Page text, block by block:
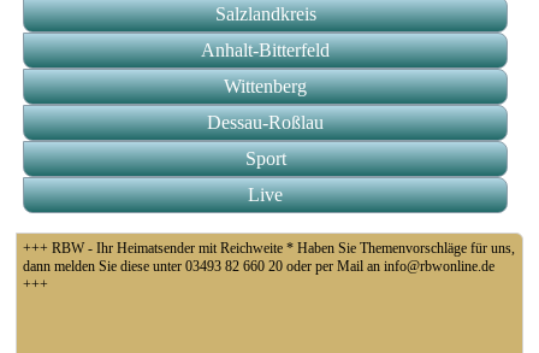
Salzlandkreis
Anhalt-Bitterfeld
Wittenberg
Dessau-Roßlau
Sport
Live
+++ RBW - Ihr Heimatsender mit Reichweite * Haben Sie Themenvorschläge für uns,
dann melden Sie diese unter 03493 82 660 20 oder per Mail an info@rbwonline.de
+++